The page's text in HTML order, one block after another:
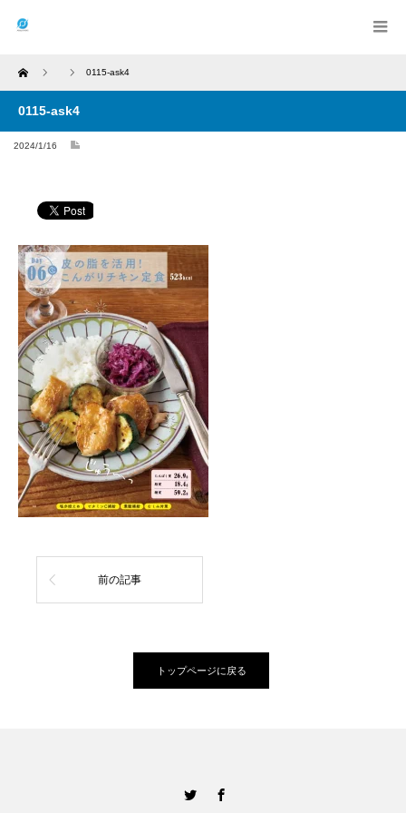
Home 0115-ask4
0115-ask4
2024/1/16
前の記事
トップページに戻る